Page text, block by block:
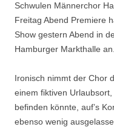
Schwulen Männerchor
Freitag Abend Premiere
Show gestern Abend in
Hamburger Markthalle an.
Ironisch nimmt der Chor
einem fiktiven
befinden könnte, auf’s
ebenso wenig